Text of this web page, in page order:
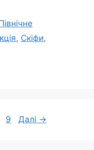
, Скіфи,
Сторінка
9 Далі →